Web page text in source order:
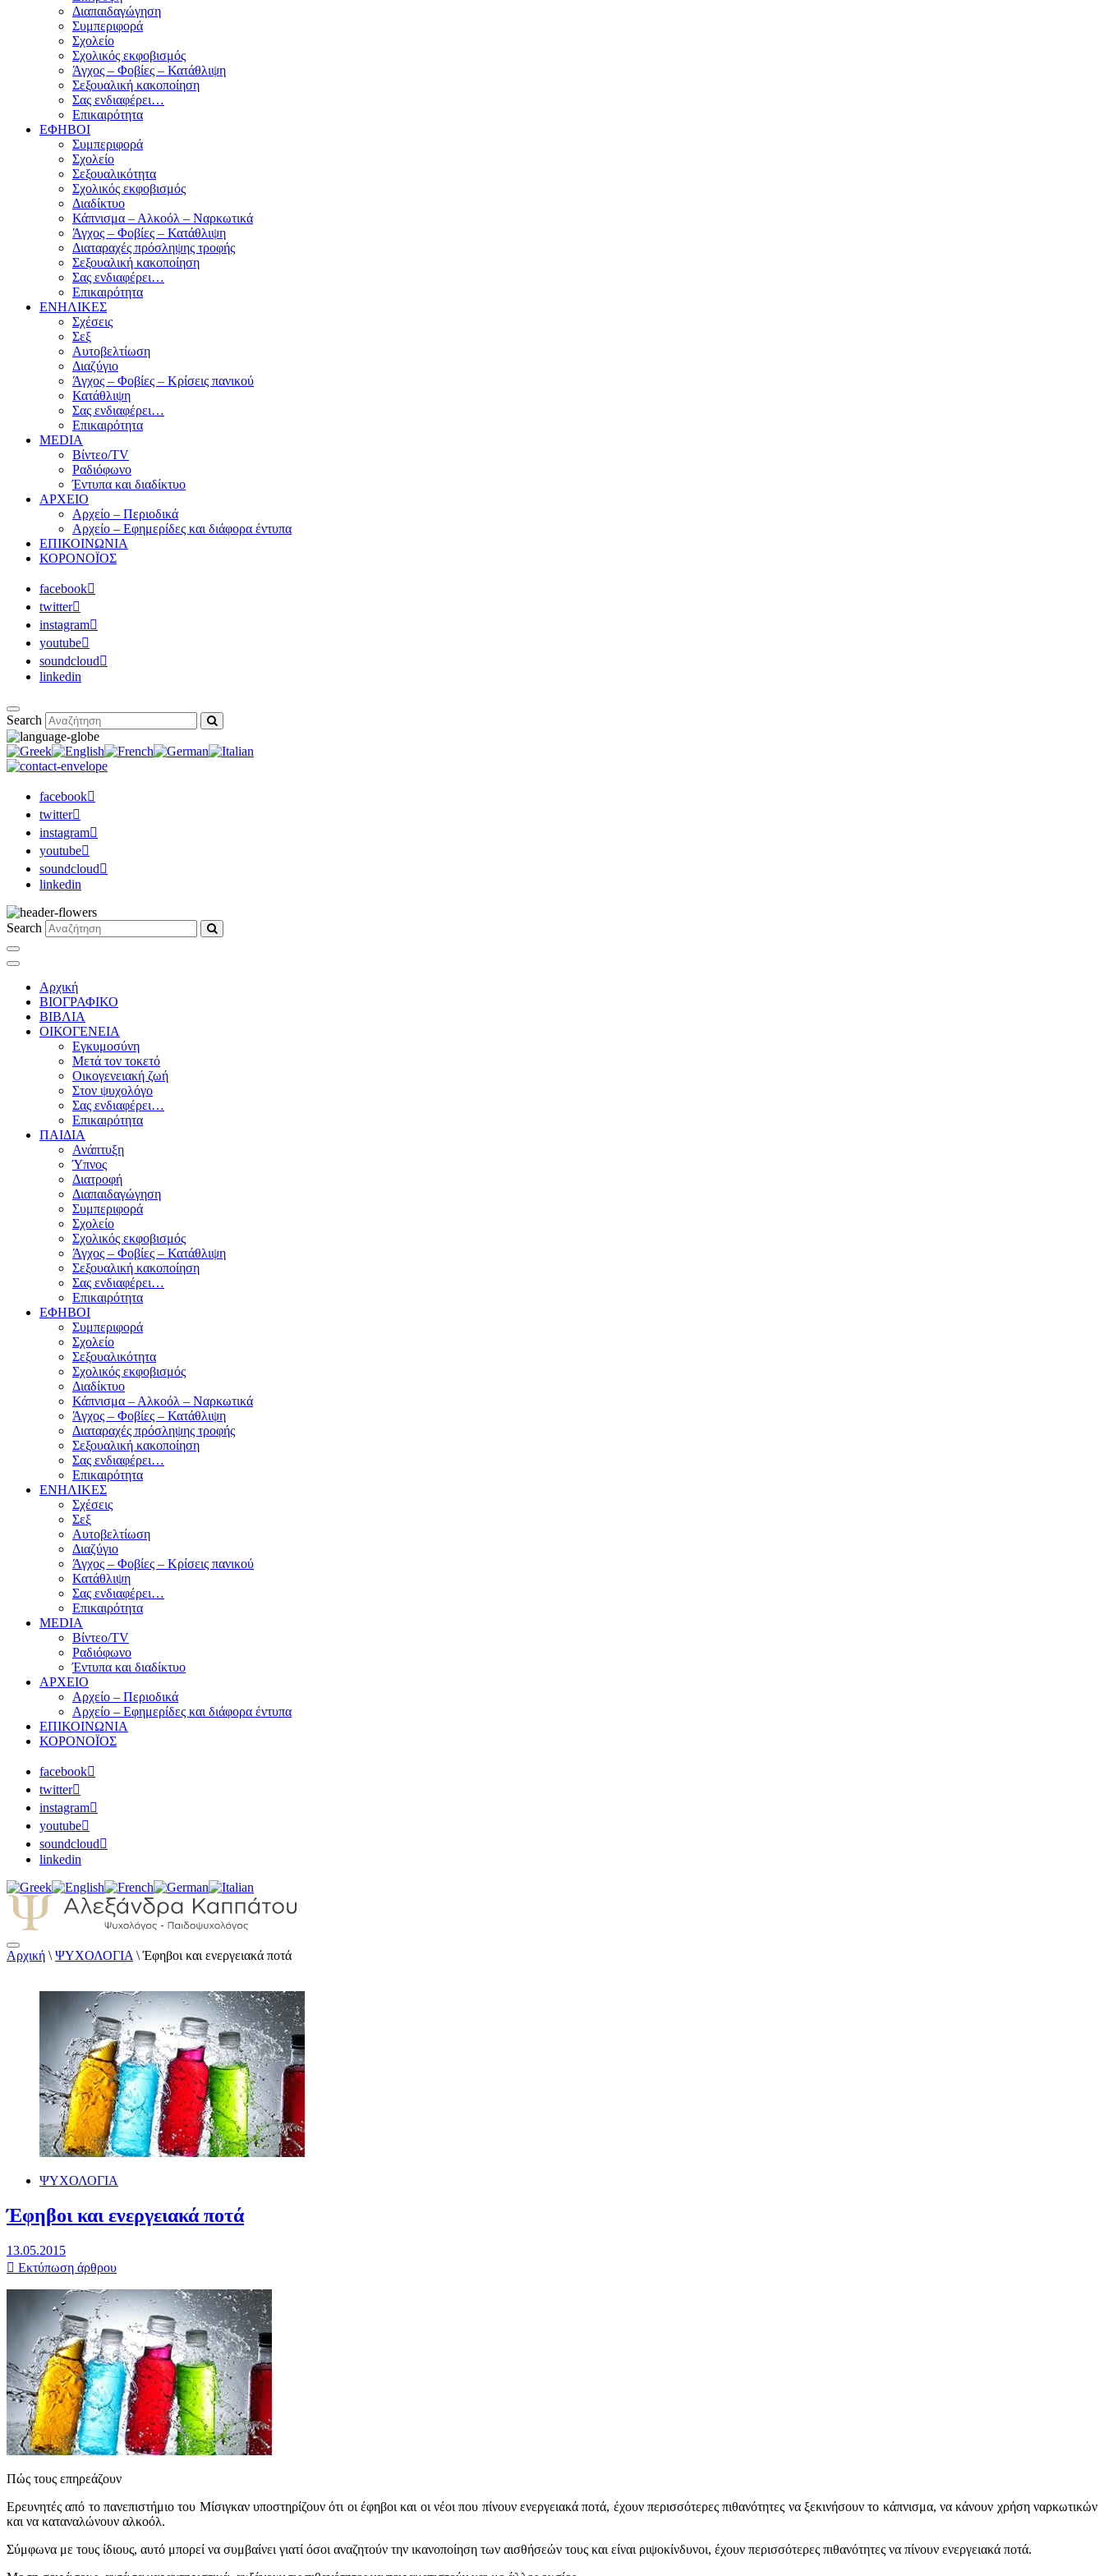
Διαπαιδαγώγηση
Συμπεριφορά
Σχολείο
Σχολικός εκφοβισμός
Άγχος – Φοβίες – Κατάθλιψη
Σεξουαλική κακοποίηση
Σας ενδιαφέρει…
Επικαιρότητα
ΕΦΗΒΟΙ
Συμπεριφορά
Σχολείο
Σεξουαλικότητα
Σχολικός εκφοβισμός
Διαδίκτυο
Κάπνισμα – Αλκοόλ – Ναρκωτικά
Άγχος – Φοβίες – Κατάθλιψη
Διαταραχές πρόσληψης τροφής
Σεξουαλική κακοποίηση
Σας ενδιαφέρει…
Επικαιρότητα
ΕΝΗΛΙΚΕΣ
Σχέσεις
Σεξ
Αυτοβελτίωση
Διαζύγιο
Άγχος – Φοβίες – Κρίσεις πανικού
Κατάθλιψη
Σας ενδιαφέρει…
Επικαιρότητα
MEDIA
Βίντεο/TV
Ραδιόφωνο
Έντυπα και διαδίκτυο
ΑΡΧΕΙΟ
Αρχείο – Περιοδικά
Αρχείο – Εφημερίδες και διάφορα έντυπα
ΕΠΙΚΟΙΝΩΝΙΑ
ΚΟΡΟΝΟΪΟΣ
facebook
twitter
instagram
youtube
soundcloud
linkedin
Search
facebook
twitter
instagram
youtube
soundcloud
linkedin
Search
Αρχική
ΒΙΟΓΡΑΦΙΚΟ
ΒΙΒΛΙΑ
ΟΙΚΟΓΕΝΕΙΑ
Εγκυμοσύνη
Μετά τον τοκετό
Οικογενειακή ζωή
Στον ψυχολόγο
Σας ενδιαφέρει…
Επικαιρότητα
ΠΑΙΔΙΑ
Ανάπτυξη
Ύπνος
Διατροφή
Διαπαιδαγώγηση
Συμπεριφορά
Σχολείο
Σχολικός εκφοβισμός
Άγχος – Φοβίες – Κατάθλιψη
Σεξουαλική κακοποίηση
Σας ενδιαφέρει…
Επικαιρότητα
ΕΦΗΒΟΙ
Συμπεριφορά
Σχολείο
Σεξουαλικότητα
Σχολικός εκφοβισμός
Διαδίκτυο
Κάπνισμα – Αλκοόλ – Ναρκωτικά
Άγχος – Φοβίες – Κατάθλιψη
Διαταραχές πρόσληψης τροφής
Σεξουαλική κακοποίηση
Σας ενδιαφέρει…
Επικαιρότητα
ΕΝΗΛΙΚΕΣ
Σχέσεις
Σεξ
Αυτοβελτίωση
Διαζύγιο
Άγχος – Φοβίες – Κρίσεις πανικού
Κατάθλιψη
Σας ενδιαφέρει…
Επικαιρότητα
MEDIA
Βίντεο/TV
Ραδιόφωνο
Έντυπα και διαδίκτυο
ΑΡΧΕΙΟ
Αρχείο – Περιοδικά
Αρχείο – Εφημερίδες και διάφορα έντυπα
ΕΠΙΚΟΙΝΩΝΙΑ
ΚΟΡΟΝΟΪΟΣ
facebook
twitter
instagram
youtube
soundcloud
linkedin
Αλεξάνδρα Καππάτου Ψυχολόγος – Παιδοψυχολόγος
Αρχική \ ΨΥΧΟΛΟΓΙΑ \Έφηβοι και ενεργειακά ποτά
ΨΥΧΟΛΟΓΙΑ
Έφηβοι και ενεργειακά ποτά
13.05.2015
Εκτύπωση άρθρου
Πώς τους επηρεάζουν
Ερευνητές από το πανεπιστήμιο του Μίσιγκαν υποστηρίζουν ότι οι έφηβοι και οι νέοι που πίνουν ενεργειακά ποτά, έχουν περισσότερες πιθανότητες να ξεκινήσουν το κάπνισμα, να κάνουν χρήση ναρκωτικών
και να καταναλώνουν αλκοόλ.
Σύμφωνα με τους ίδιους, αυτό μπορεί να συμβαίνει γιατί όσοι αναζητούν την ικανοποίηση των αισθήσεών τους και είναι ριψοκίνδυνοι, έχουν περισσότερες πιθανότητες να πίνουν ενεργειακά ποτά.